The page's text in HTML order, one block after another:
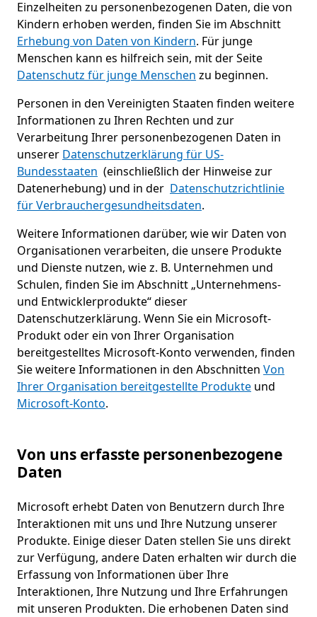
Einzelheiten zu personenbezogenen Daten, die von
Kindern erhoben werden, finden Sie im Abschnitt
Erhebung von Daten von Kindern. Für junge
Menschen kann es hilfreich sein, mit der Seite
Datenschutz für junge Menschen zu beginnen.
Personen in den Vereinigten Staaten finden weitere
Informationen zu Ihren Rechten und zur
Verarbeitung Ihrer personenbezogenen Daten in
unserer Datenschutzerklärung für US-
Bundesstaaten (einschließlich der Hinweise zur
Datenerhebung) und in der Datenschutzrichtlinie
für Verbrauchergesundheitsdaten.
Weitere Informationen darüber, wie wir Daten von
Organisationen verarbeiten, die unsere Produkte
und Dienste nutzen, wie z. B. Unternehmen und
Schulen, finden Sie im Abschnitt „Unternehmens-
und Entwicklerprodukte“ dieser
Datenschutzerklärung. Wenn Sie ein Microsoft-
Produkt oder ein von Ihrer Organisation
bereitgestelltes Microsoft-Konto verwenden, finden
Sie weitere Informationen in den Abschnitten Von
Ihrer Organisation bereitgestellte Produkte und
Microsoft-Konto.
Von uns erfasste personenbezogene
Daten
Microsoft erhebt Daten von Benutzern durch Ihre
Interaktionen mit uns und Ihre Nutzung unserer
Produkte. Einige dieser Daten stellen Sie uns direkt
zur Verfügung, andere Daten erhalten wir durch die
Erfassung von Informationen über Ihre
Interaktionen, Ihre Nutzung und Ihre Erfahrungen
mit unseren Produkten. Die erhobenen Daten sind